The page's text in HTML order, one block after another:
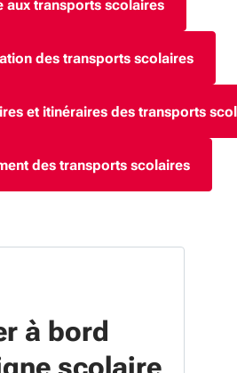
aux transports scolaires
des transports scolaires
et itinéraires des transports
des transports scolaires
à bord